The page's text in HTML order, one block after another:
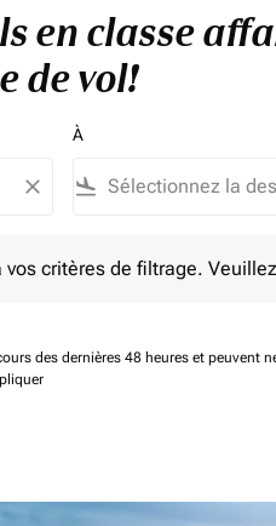
en classe
de vol!
close
À
flight_land
critères de filtrage.
des dernières 48 heures et peuvent